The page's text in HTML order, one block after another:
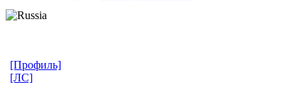
[Профиль]
[ЛС]